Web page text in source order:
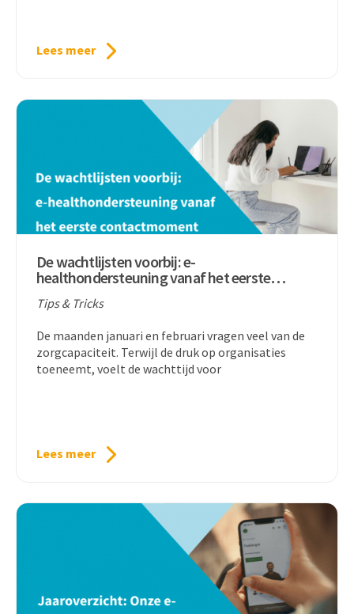
Lees meer
De wachtlijsten voorbij: e-
healthondersteuning vanaf het eerste
contactmoment
Tips & Tricks
De maanden januari en februari vragen veel van de
zorgcapaciteit. Terwijl de druk op organisaties
toeneemt, voelt de wachttijd voor
Lees meer